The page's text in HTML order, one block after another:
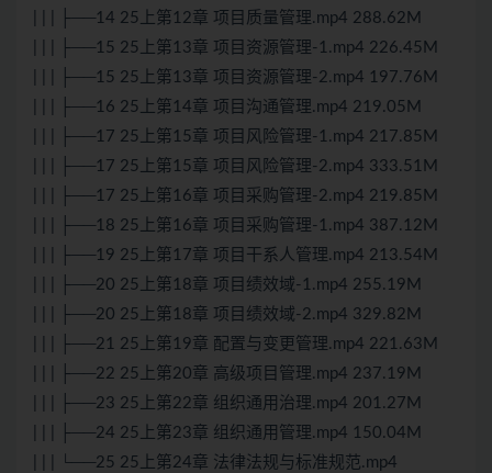
| | | ├──14 25上第12章 项目质量管理.mp4 288.62M
| | | ├──15 25上第13章 项目资源管理-1.mp4 226.45M
| | | ├──15 25上第13章 项目资源管理-2.mp4 197.76M
| | | ├──16 25上第14章 项目沟通管理.mp4 219.05M
| | | ├──17 25上第15章 项目风险管理-1.mp4 217.85M
| | | ├──17 25上第15章 项目风险管理-2.mp4 333.51M
| | | ├──17 25上第16章 项目采购管理-2.mp4 219.85M
| | | ├──18 25上第16章 项目采购管理-1.mp4 387.12M
| | | ├──19 25上第17章 项目干系人管理.mp4 213.54M
| | | ├──20 25上第18章 项目绩效域-1.mp4 255.19M
| | | ├──20 25上第18章 项目绩效域-2.mp4 329.82M
| | | ├──21 25上第19章 配置与变更管理.mp4 221.63M
| | | ├──22 25上第20章 高级项目管理.mp4 237.19M
| | | ├──23 25上第22章 组织通用治理.mp4 201.27M
| | | ├──24 25上第23章 组织通用管理.mp4 150.04M
| | | └──25 25上第24章 法律法规与标准规范.mp4